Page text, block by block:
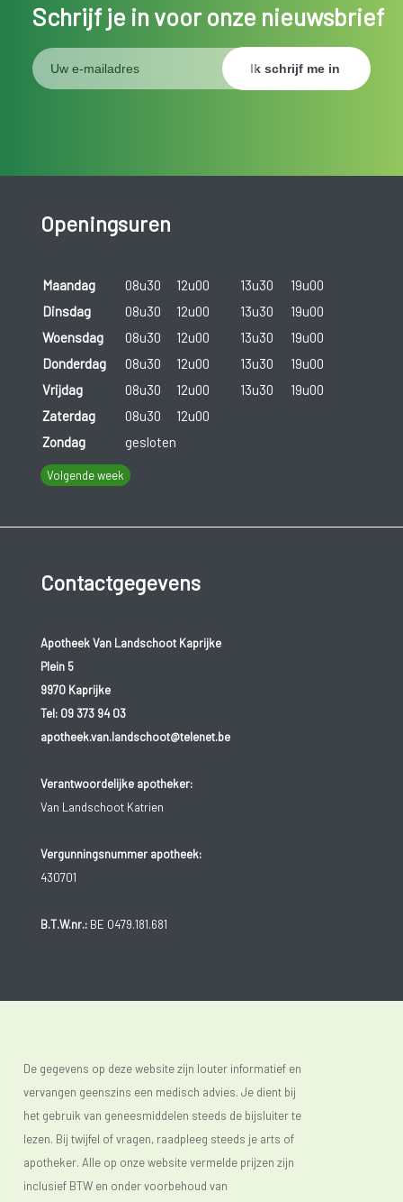
Schrijf je in voor onze nieuwsbrief
Openingsuren
Maandag 08u30 12u00 13u30
19u00
Dinsdag
08u30 12u00 13u30
19u00
Woensdag
08u30 12u00 13u30
19u00
Donderdag
08u30 12u00 13u30
19u00
Vrijdag
08u30 12u00 13u30
19u00
Zaterdag
08u30
12u00
Zondag
gesloten
Volgende week
Contactgegevens
Apotheek Van Landschoot Kaprijke
Plein 5
9970 Kaprijke
Tel: 09 373 94 03
apotheek.van.landschoot@telenet.be
Verantwoordelijke apotheker:
Van Landschoot Katrien
Vergunningsnummer apotheek:
430701
B.T.W.nr.:BE 0479.181.681
De gegevens op deze website zijn louter informatief en
vervangen geenszins een medisch advies. Je dient bij
het gebruik van geneesmiddelen steeds de bijsluiter te
lezen. Bij twijfel of vragen, raadpleeg steeds je arts of
apotheker. Alle op onze website vermelde prijzen zijn
inclusief BTW en onder voorbehoud van